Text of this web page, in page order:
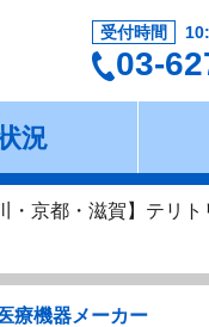
受付時間
03-
況
・京都・滋賀】テリ
療機器メーカー